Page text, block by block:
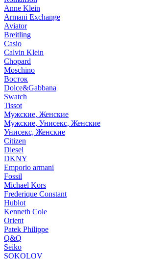
Anne Klein
Armani Exchange
Aviator
Breitling
Casio
Calvin Klein
Chopard
Moschino
Восток
Dolce&Gabbana
Swatch
Tissot
Мужские, Женские
Мужские, Унисекс, Женские
Унисекс, Женские
Citizen
Diesel
DKNY
Emporio armani
Fossil
Michael Kors
Frederique Constant
Hublot
Kenneth Cole
Orient
Patek Philippe
Q&Q
Seiko
SOKOLOV